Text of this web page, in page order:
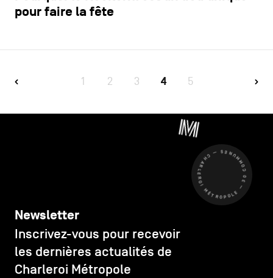
pour faire la fête
1 2 3 4 5
CHARLEROI MÉTROPOLE — 30 COMMUNES —
Newsletter
Inscrivez-vous pour recevoir
les dernières actualités de
Charleroi Métropole